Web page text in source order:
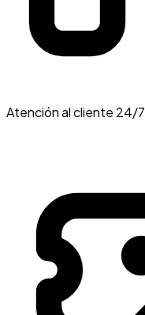
Atención al cliente 24/7